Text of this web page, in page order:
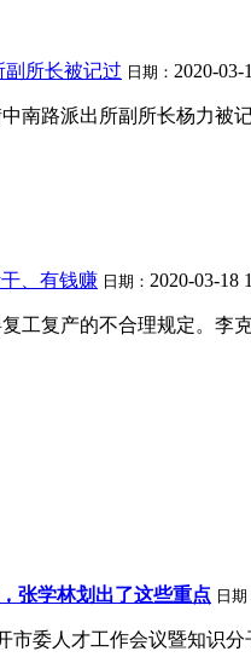
所长被记过 日期： 2020-03-
南路派出所副所长杨力被
、有钱赚 日期： 2020-03-18
工复产的不合理规定。
张学林划出了这些重点 日期
委人才工作会议暨知识